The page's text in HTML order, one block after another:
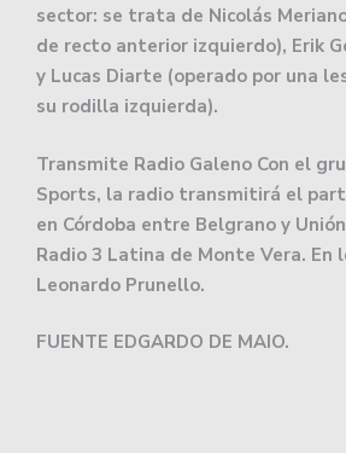
sector: se trata de Nicolás
de recto anterior izquierdo), Erik
y Lucas Diarte (operado por una
su rodilla izquierda).
Transmite Radio Galeno Con el
Sports, la radio transmitirá el
en Córdoba entre Belgrano y
Radio 3 Latina de Monte Vera.
Leonardo Prunello.
FUENTE EDGARDO DE MAIO.